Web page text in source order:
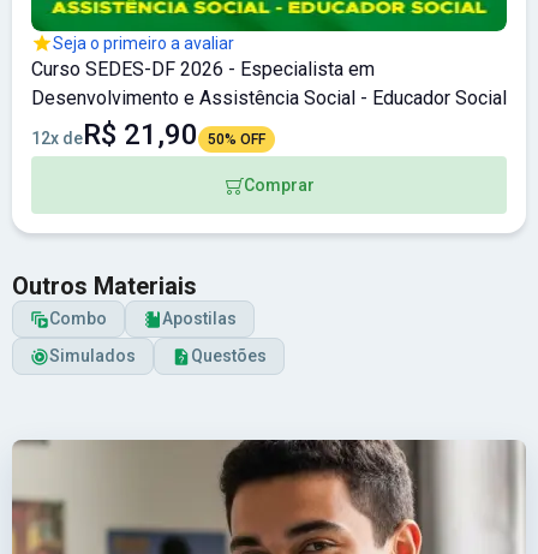
Seja o primeiro a avaliar
Curso SEDES-DF 2026 - Especialista em
Desenvolvimento e Assistência Social - Educador Social
12x deR$ 21,90 50% OFF
Comprar
Outros Materiais
Combo
Apostilas
Simulados
Questões